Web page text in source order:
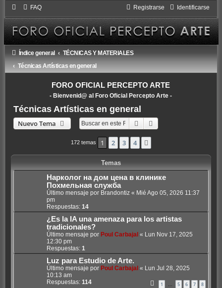
FAQ Identificarse
Registrarse
Índice general
TÉCNICAS Y MATERIALES
Técnicas Artísticas en general
FORO OFICIAL PERCEPTO ARTE
- Bienvenid@ al Foro Oficial Percepto Arte -
Técnicas Artísticas en general
Nuevo Tema Buscar
172 temas 1 2 3 4
Temas
Нарколог на дом цена в клинике
Похмельная служба
Último mensaje por Brandontiz« Mié Ago 05, 2026 11:37
pm
Respuestas: 14
¿Es la IA una amenaza para los artistas
tradicionales?
Último mensaje por Poul Carbajal « Lun Nov 17, 2025
12:30 pm
Respuestas: 1
Luz para Estudio de Arte.
Último mensaje por Poul Carbajal « Lun Jul 28, 2025
10:13 am
Respuestas: 114 1 5 6 7 8